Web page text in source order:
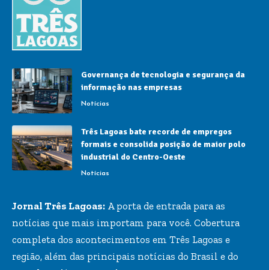
Governança de tecnologia e segurança da
informação nas empresas
Notícias
Três Lagoas bate recorde de empregos
formais e consolida posição de maior polo
industrial do Centro-Oeste
Notícias
Jornal Três Lagoas: A porta de entrada para as
notícias que mais importam para você. Cobertura
completa dos acontecimentos em Três Lagoas e
região, além das principais notícias do Brasil e do